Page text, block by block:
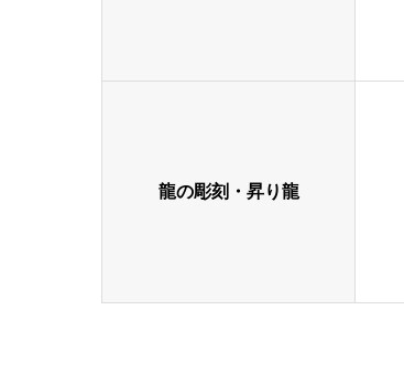
龍の彫刻・昇り龍